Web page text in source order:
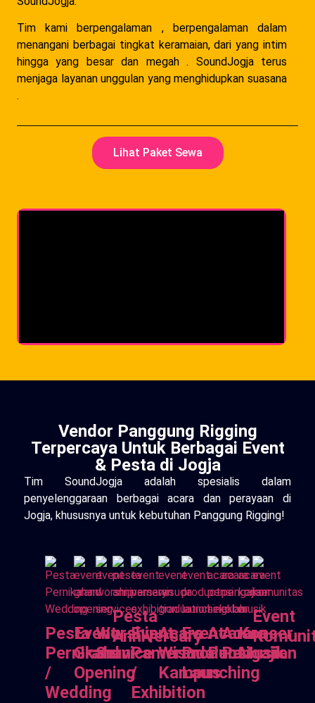
Tim kami berpengalaman , berpengalaman dalam
menangani berbagai tingkat keramaian, dari yang intim
hingga yang besar dan megah . SoundJogja terus
menjaga layanan unggulan yang menghidupkan suasana
.
Lihat Paket Sewa
Vendor Panggung Rigging
Terpercaya Untuk Berbagai Event
& Pesta di Jogja
Tim SoundJogja adalah spesialis dalam
penyelenggaraan berbagai acara dan perayaan di
Jogja, khususnya untuk kebutuhan Panggung Rigging!
Pesta
Pernikahan
/
Wedding
Event
Grand
Opening
Worship
Service
Pesta
Anniversary
Event
Pameran
/
Exhibition
Acara
Wisuda
Kampus
Event
Product
Launching
Acara
Pensi
Acara
Pengajian
Konser
Musik
Event